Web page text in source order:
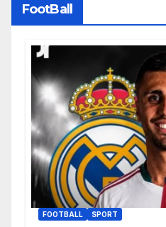
FootBall
FOOTBALL SPORT